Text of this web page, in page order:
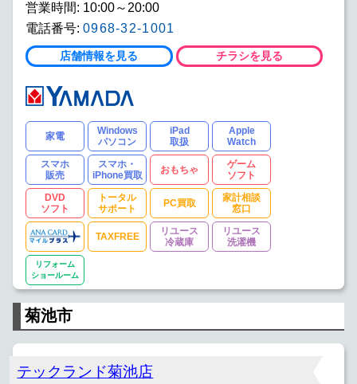
営業時間: 10:00～20:00
電話番号: 0968-32-1001
店舗情報を見る チラシを見る
家電
Windows
パソコン
iPad
取扱
Apple
Watch
スマホ
販売
スマホ・
iPhone買取
おもちゃ
ゲーム
ソフト
DVD
ソフト
トータル
サポート
PC買取
家計相談
窓口
TAXFREE
リユース
冷蔵庫
リユース
洗濯機
リフォーム
ショールーム
菊池市
テックランド菊池店